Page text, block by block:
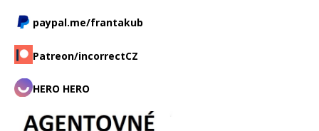
paypal.me/frantakub
Patreon/incorrectCZ
HERO HERO